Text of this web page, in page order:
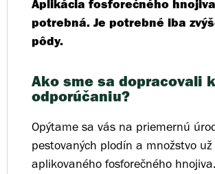
Aplikácia fosforečného hnojiva
potrebná. Je potrebné iba
pôdy.
Ako sme sa dopracovali
odporúčaniu?
Opýtame sa vás na priemernú
pestovaných plodín a množstvo už
aplikovaného fosforečného